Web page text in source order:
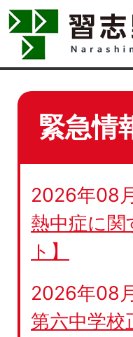
緊急情
2026年08
熱中症に関
ト】
2026年08
第六中学